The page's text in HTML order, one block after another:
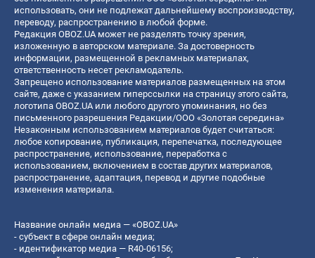
использовать, они не подлежат дальнейшему воспроизводству,
переводу, распространению в любой форме.
Редакция OBOZ.UA может не разделять точку зрения,
изложенную в авторском материале. За достоверность
информации, размещенной в рекламных материалах,
ответственность несет рекламодатель.
Запрещено использование материалов размещенных на этом
сайте, даже с указанием гиперссылки на страницу этого сайта,
логотипа OBOZ.UA или любого другого упоминания, но без
письменного разрешения Редакции/ООО «Золотая середина»
Незаконным использованием материалов будет считаться:
любое копирование, публикация, перепечатка, последующее
распространение, использование, переработка с
использованием, включением в состав других материалов,
распространение, адаптация, перевод и другие подобные
изменения материала.
Название онлайн медиа — «OBOZ.UA»
- субъект в сфере онлайн медиа;
- идентификатор медиа — R40-06156;